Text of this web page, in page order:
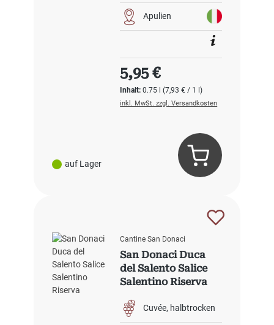
auf Lager
Apulien
Inhalt:0.75 l(7,93 € / 1 l)
Regulärer Preis:
5,95 €
inkl. MwSt. zzgl. Versandkosten
Cantine San Donaci
San Donaci Duca
del Salento Salice
Salentino Riserva
Cuvée halbtrocken